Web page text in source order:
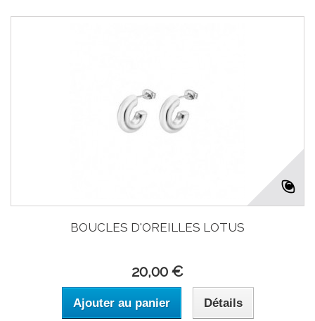
BOUCLES D'OREILLES LOTUS
20,00 €
Ajouter au panier Détails